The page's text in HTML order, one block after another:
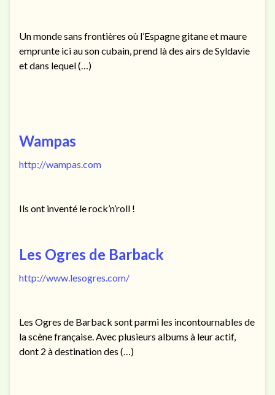
Un monde sans frontières où l’Espagne gitane et maure
emprunte ici au son cubain, prend là des airs de Syldavie
et dans lequel (…)
Wampas
http://wampas.com
Ils ont inventé le rock’n’roll !
Les Ogres de Barback
http://www.lesogres.com/
Les Ogres de Barback sont parmi les incontournables de
la scène française. Avec plusieurs albums à leur actif,
dont 2 à destination des (…)